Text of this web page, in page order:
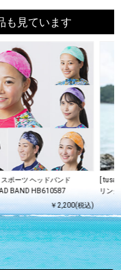
も見ています
スポーツ ヘッドバンド
BAND HB610587
￥2,200(税込)
[ tusa
リン